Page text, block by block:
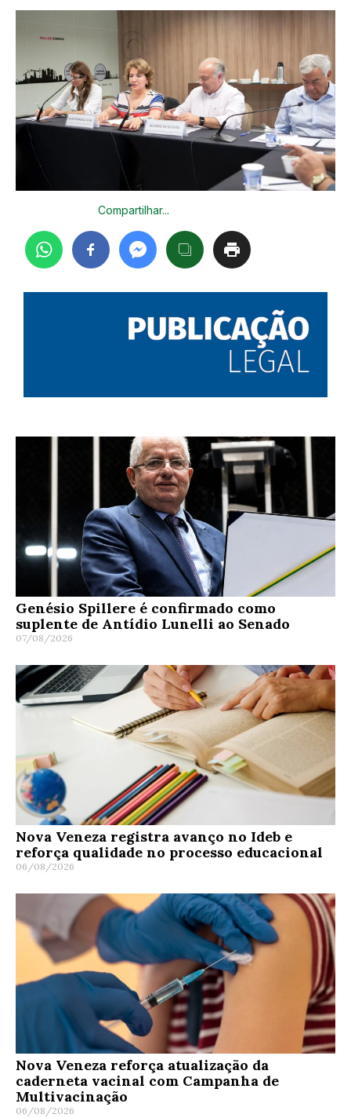
Compartilhar...
Genésio Spillere é confirmado como
suplente de Antídio Lunelli ao Senado
07/08/2026
Nova Veneza registra avanço no Ideb e
reforça qualidade no processo educacional
06/08/2026
Nova Veneza reforça atualização da
caderneta vacinal com Campanha de
Multivacinação
06/08/2026